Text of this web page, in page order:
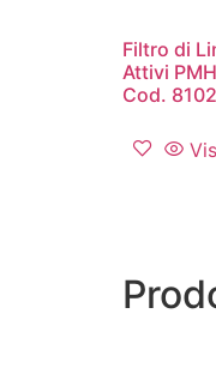
Filtro di
Attivi
Cod.